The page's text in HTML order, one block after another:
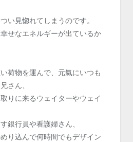
い見惚れてしまうのです。
せなエネルギーが出ているか
荷物を運んで、元氣にいつも
さん、
りに来るウェイターやウェイ
銀行員や看護婦さん、
り込んで何時間でもデザイン